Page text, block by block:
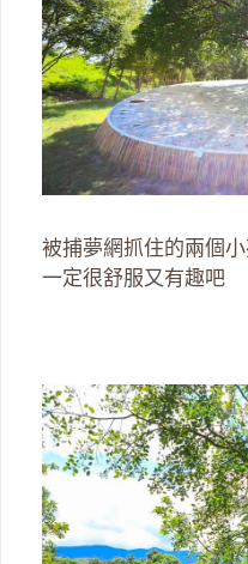
被捕夢網抓住的兩個
一定很舒服又有趣吧